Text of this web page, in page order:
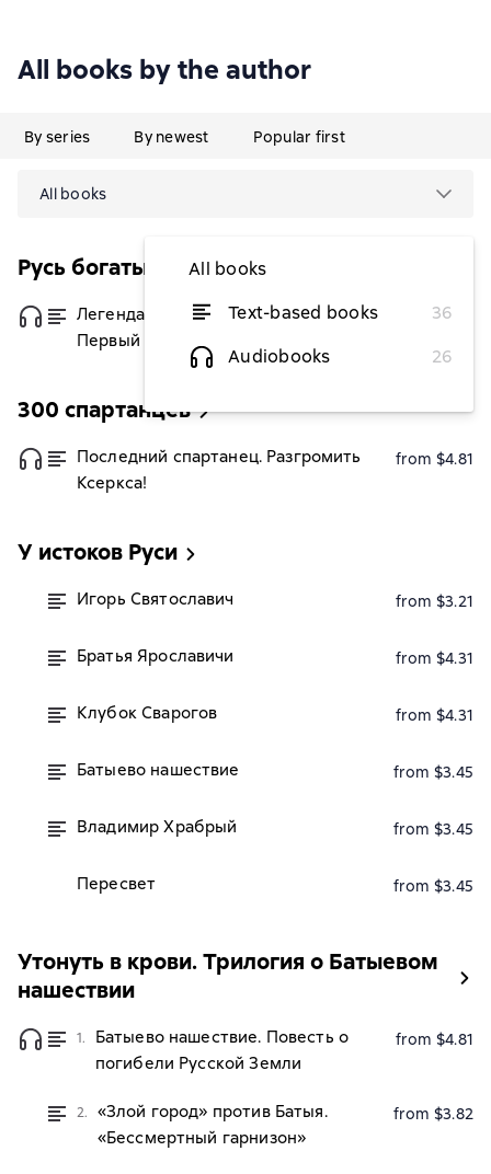
All books by the author
By series By newest Popular first
All books
All books
Text-based books
36
Audiobooks
26
Русь богатырская
Легендарный Василий Буслаев.
Первый русский крестоносец
from $4.81
300 спартанцев
Последний спартанец. Разгромить
Ксеркса!
from $4.81
У истоков Руси
Игорь Святославич from $3.21
Братья Ярославичи from $4.31
Клубок Сварогов from $4.31
Батыево нашествие from $3.45
Владимир Храбрый from $3.45
Пересвет from $3.45
Утонуть в крови. Трилогия о Батыевом
нашествии
1.
Батыево нашествие. Повесть о
погибели Русской Земли
from $4.81
2.
«Злой город» против Батыя.
«Бессмертный гарнизон»
from $3.82